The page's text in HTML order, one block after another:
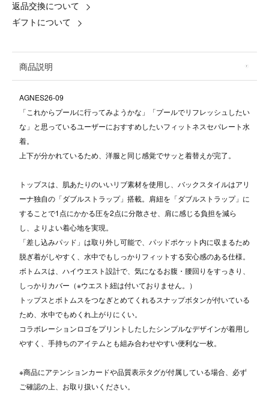
返品交換について
ギフトについて
商品説明
AGNES26-09
「これからプールに行ってみようかな」「プールでリフレッシュしたい
な」と思っているユーザーにおすすめしたいフィットネスセパレート水
着。
上下が分かれているため、洋服と同じ感覚でサッと着替えが完了。
トップスは、肌あたりのいいリブ素材を使用し、バックスタイルはアリ
ーナ独自の「ダブルストラップ」搭載。肩紐を「ダブルストラップ」に
することで1点にかかる圧を2点に分散させ、肩に感じる負担を減ら
し、よりよい着心地を実現。
「差し込みパッド」は取り外し可能で、パッドポケット内に収まるため
脱ぎ着がしやすく、水中でもしっかりフィットする安心感のある仕様。
ボトムスは、ハイウエスト設計で、気になるお腹・腰回りをすっきり、
しっかりカバー（※ウエスト紐は付いておりません。）
トップスとボトムスをつなぎとめてくれるスナップボタンが付いている
ため、水中でもめくれ上がりにくい。
コラボレーションロゴをプリントしたしたシンプルなデザインが着用し
やすく、手持ちのアイテムとも組み合わせやすい便利な一枚。
※商品にアテンションカードや品質表示タグが付属している場合、必ず
ご確認の上、お取り扱いください。